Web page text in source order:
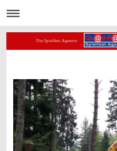
Die Spielfest Agentur